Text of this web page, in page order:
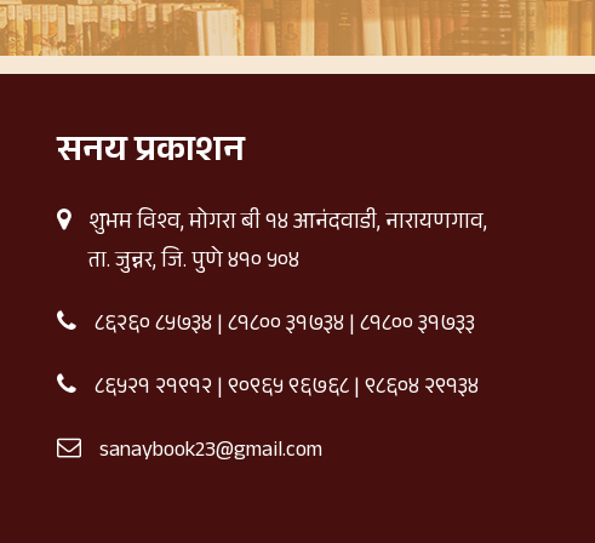
सनय प्रकाशन
शुभम विश्व, मोगरा बी १४ आनंदवाडी, नारायणगाव,
ता. जुन्नर, जि. पुणे ४१० ५०४
८६२६० ८५७३४ |८१८०० ३१७३४ |८१८०० ३१७३३
८६५२१ २१९१२ |९०९६५ ९६७६८|९८६०४ २९१३४
sanaybook23@gmail.com